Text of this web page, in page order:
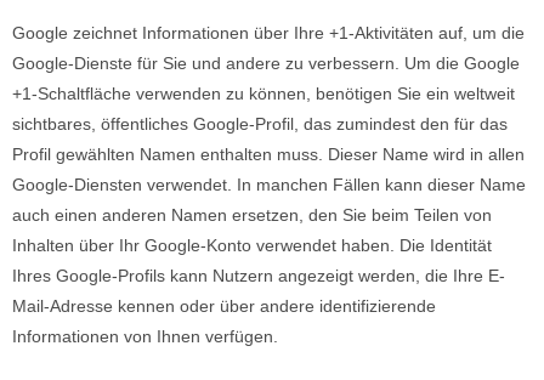
Google zeichnet Informationen über Ihre +1-Aktivitäten auf, um die
Google-Dienste für Sie und andere zu verbessern. Um die Google
+1-Schaltfläche verwenden zu können, benötigen Sie ein weltweit
sichtbares, öffentliches Google-Profil, das zumindest den für das
Profil gewählten Namen enthalten muss. Dieser Name wird in allen
Google-Diensten verwendet. In manchen Fällen kann dieser Name
auch einen anderen Namen ersetzen, den Sie beim Teilen von
Inhalten über Ihr Google-Konto verwendet haben. Die Identität
Ihres Google-Profils kann Nutzern angezeigt werden, die Ihre E-
Mail-Adresse kennen oder über andere identifizierende
Informationen von Ihnen verfügen.